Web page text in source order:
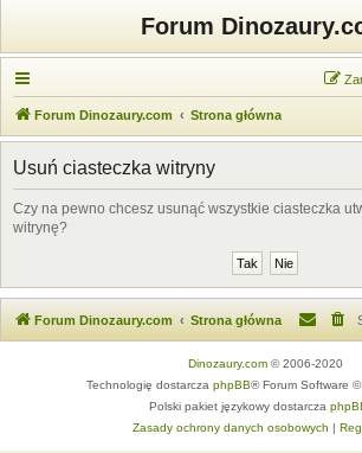
Forum
Forum Dinozaury.com Strona główna
Usuń ciasteczka witryny
Czy na pewno chcesz usunąć wszystkie ciasteczka
witrynę?
Forum Dinozaury.com Strona główna
Dinozaury.com© 2006-2020
Technologię dostarcza phpBB® Forum Software
Polski pakiet językowy dostarcza
Zasady ochrony danych osobowych |